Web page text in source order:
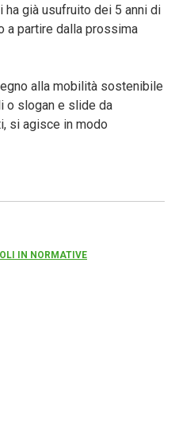
già usufruito dei 5 anni di
a partire dalla prossima
alla mobilità sostenibile
o slogan e slide da
si agisce in modo
IN NORMATIVE